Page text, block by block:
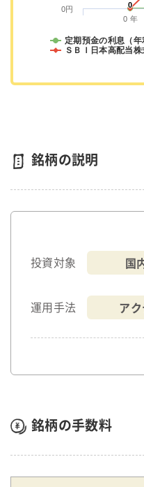
0
0
定期預金の利息（年
ＳＢＩ日本高配当
0 年
0円
銘柄の説明
投資対象 国
運用手法 ア
銘柄の手数料